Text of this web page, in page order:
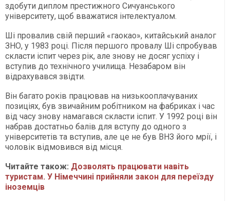
здобути диплом престижного Сичуанського
університету, щоб вважатися інтелектуалом.
Ші провалив свій перший «гаокао», китайський аналог
ЗНО, у 1983 році. Після першого провалу Ші спробував
скласти іспит через рік, але знову не досяг успіху і
вступив до технічного училища. Незабаром він
відрахувався звідти.
Він багато років працював на низькооплачуваних
позиціях, був звичайним робітником на фабриках і час
від часу знову намагався скласти іспит. У 1992 році він
набрав достатньо балів для вступу до одного з
університетів та вступив, але це не був ВНЗ його мрії, і
чоловік відмовився від місця.
Читайте також: Дозволять працювати навіть
туристам. У Німеччині прийняли закон для переїзду
іноземців